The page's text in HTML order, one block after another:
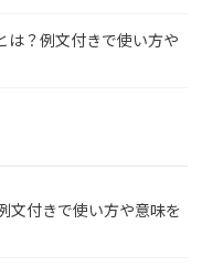
は？例文付きで使い方や
文付きで使い方や意味を